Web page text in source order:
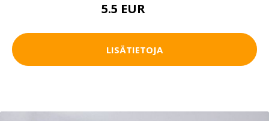
5.5 EUR
LISÄTIETOJA